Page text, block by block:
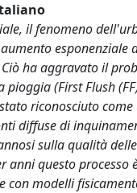
il fenomeno
esponenziale
ha aggravato il
pioggia (First Flush
riconosciuto
diffuse di
sulla qualità
anni questo processo
con modelli